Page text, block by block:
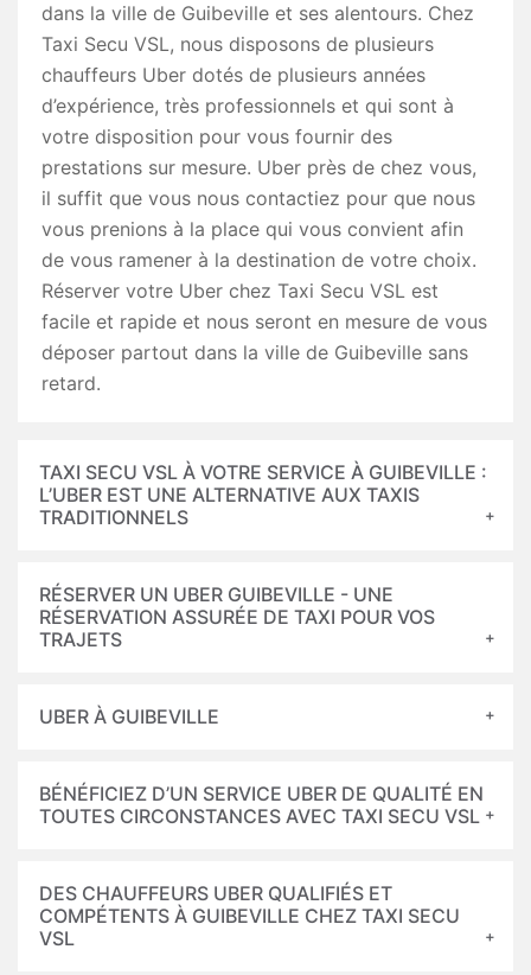
dans la ville de Guibeville et ses alentours. Chez
Taxi Secu VSL, nous disposons de plusieurs
chauffeurs Uber dotés de plusieurs années
d’expérience, très professionnels et qui sont à
votre disposition pour vous fournir des
prestations sur mesure. Uber près de chez vous,
il suffit que vous nous contactiez pour que nous
vous prenions à la place qui vous convient afin
de vous ramener à la destination de votre choix.
Réserver votre Uber chez Taxi Secu VSL est
facile et rapide et nous seront en mesure de vous
déposer partout dans la ville de Guibeville sans
retard.
TAXI SECU VSL À VOTRE SERVICE À GUIBEVILLE :
L’UBER EST UNE ALTERNATIVE AUX TAXIS
TRADITIONNELS
RÉSERVER UN UBER GUIBEVILLE - UNE
RÉSERVATION ASSURÉE DE TAXI POUR VOS
TRAJETS
UBER À GUIBEVILLE
BÉNÉFICIEZ D’UN SERVICE UBER DE QUALITÉ EN
TOUTES CIRCONSTANCES AVEC TAXI SECU VSL
DES CHAUFFEURS UBER QUALIFIÉS ET
COMPÉTENTS À GUIBEVILLE CHEZ TAXI SECU
VSL